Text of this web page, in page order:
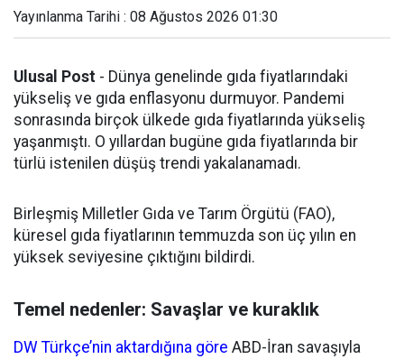
Yayınlanma Tarihi : 08 Ağustos 2026 01:30
Ulusal Post - Dünya genelinde gıda fiyatlarındaki
yükseliş ve gıda enflasyonu durmuyor. Pandemi
sonrasında birçok ülkede gıda fiyatlarında yükseliş
yaşanmıştı. O yıllardan bugüne gıda fiyatlarında bir
türlü istenilen düşüş trendi yakalanamadı.
Birleşmiş Milletler Gıda ve Tarım Örgütü (FAO),
küresel gıda fiyatlarının temmuzda son üç yılın en
yüksek seviyesine çıktığını bildirdi.
Temel nedenler: Savaşlar ve kuraklık
DW Türkçe’nin aktardığına göre ABD-İran savaşıyla